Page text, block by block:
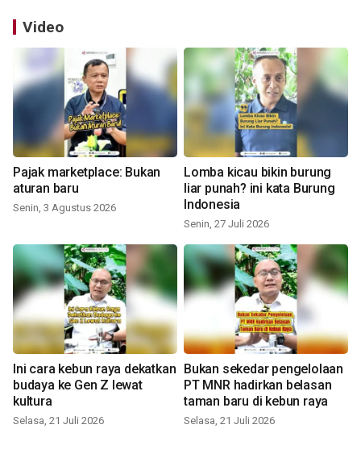
Video
Pajak marketplace: Bukan
aturan baru
Senin, 3 Agustus 2026
Lomba kicau bikin burung
liar punah? ini kata Burung
Indonesia
Senin, 27 Juli 2026
Ini cara kebun raya dekatkan
budaya ke Gen Z lewat
kultura
Selasa, 21 Juli 2026
Bukan sekedar pengelolaan
PT MNR hadirkan belasan
taman baru di kebun raya
Selasa, 21 Juli 2026